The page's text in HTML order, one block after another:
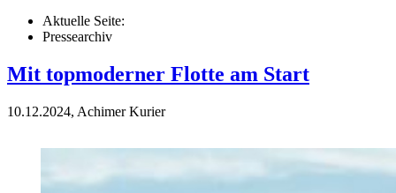
Aktuelle Seite:
Pressearchiv
Mit topmoderner Flotte am Start
10.12.2024, Achimer Kurier